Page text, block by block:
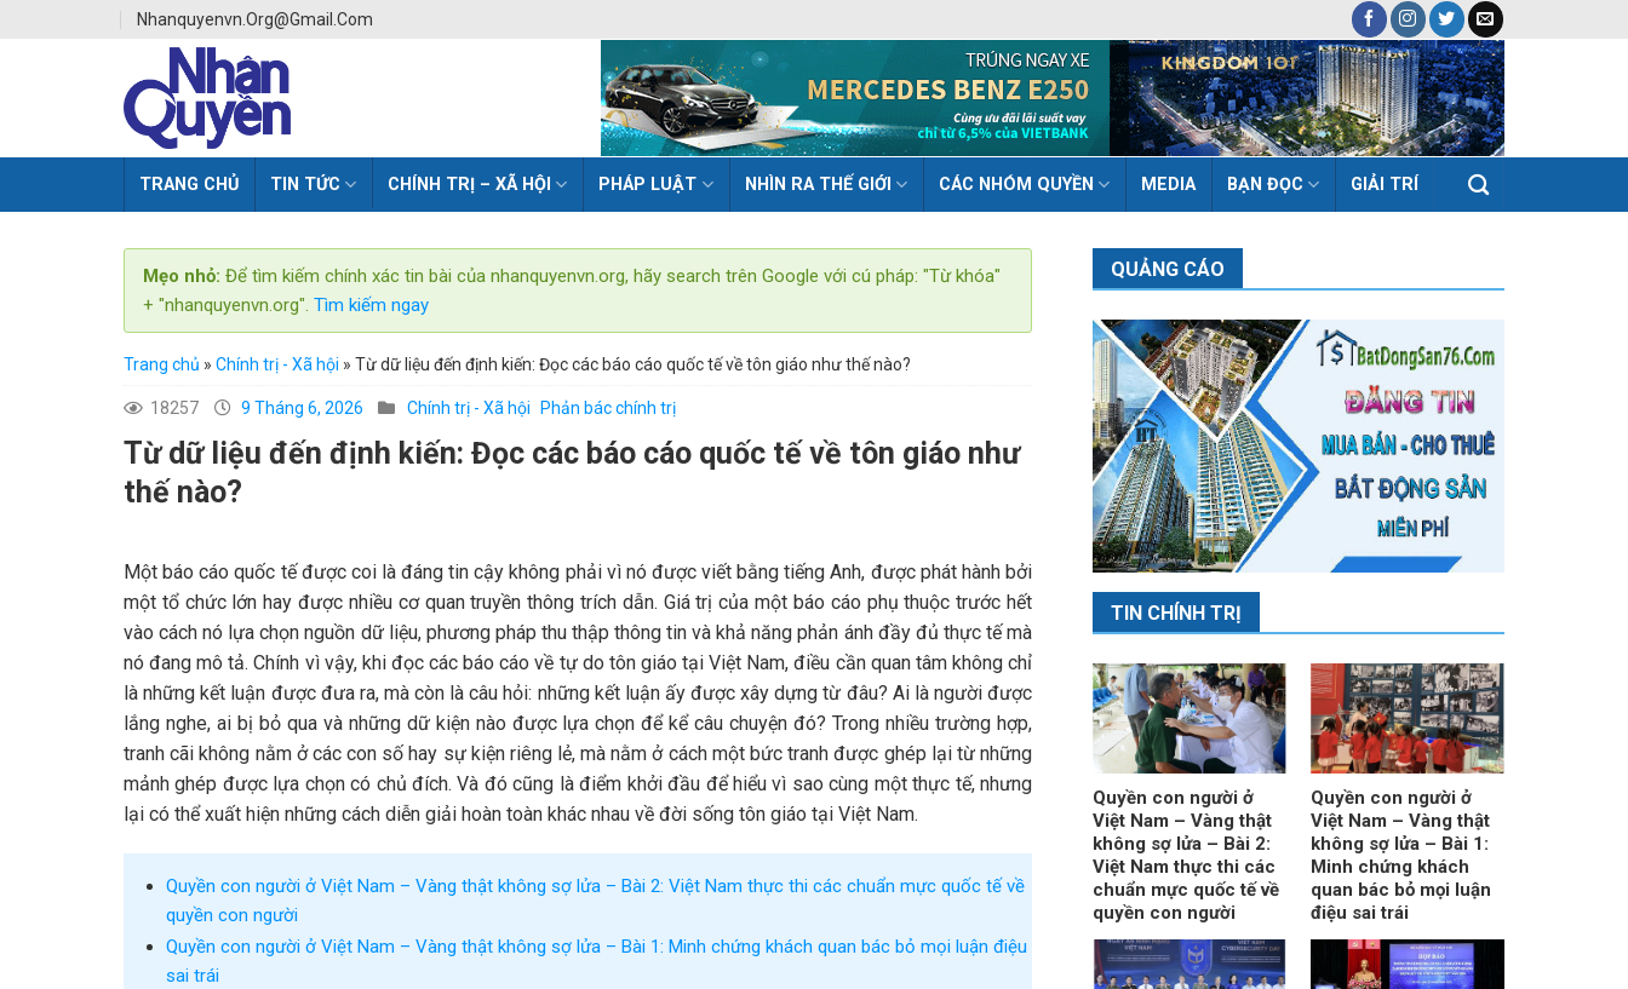
Nhanquyenvn.org@gmail.com
TRANG CHỦ TIN TỨC CHÍNH TRỊ – XÃ HỘI PHÁP LUẬT NHÌN RA THẾ GIỚI CÁC NHÓM QUYỀN MEDIA BẠN ĐỌC GIẢI TRÍ
Mẹo nhỏ: Để tìm kiếm chính xác tin bài của nhanquyenvn.org, hãy search trên Google với cú pháp: "Từ khóa"
+ "nhanquyenvn.org". Tìm kiếm ngay
Trang chủ » Chính trị - Xã hội » Từ dữ liệu đến định kiến: Đọc các báo cáo quốc tế về tôn giáo như thế nào?
18257 9 Tháng 6, 2026 Chính trị - Xã hội Phản bác chính trị
Từ dữ liệu đến định kiến: Đọc các báo cáo quốc tế về tôn giáo như
thế nào?
Một báo cáo quốc tế được coi là đáng tin cậy không phải vì nó được viết bằng tiếng Anh, được phát hành bởi
một tổ chức lớn hay được nhiều cơ quan truyền thông trích dẫn. Giá trị của một báo cáo phụ thuộc trước hết
vào cách nó lựa chọn nguồn dữ liệu, phương pháp thu thập thông tin và khả năng phản ánh đầy đủ thực tế mà
nó đang mô tả. Chính vì vậy, khi đọc các báo cáo về tự do tôn giáo tại Việt Nam, điều cần quan tâm không chỉ
là những kết luận được đưa ra, mà còn là câu hỏi: những kết luận ấy được xây dựng từ đâu? Ai là người được
lắng nghe, ai bị bỏ qua và những dữ kiện nào được lựa chọn để kể câu chuyện đó? Trong nhiều trường hợp,
tranh cãi không nằm ở các con số hay sự kiện riêng lẻ, mà nằm ở cách một bức tranh được ghép lại từ những
mảnh ghép được lựa chọn có chủ đích. Và đó cũng là điểm khởi đầu để hiểu vì sao cùng một thực tế, nhưng
lại có thể xuất hiện những cách diễn giải hoàn toàn khác nhau về đời sống tôn giáo tại Việt Nam.
Quyền con người ở Việt Nam – Vàng thật không sợ lửa – Bài 2: Việt Nam thực thi các chuẩn mực quốc tế về
quyền con người
Quyền con người ở Việt Nam – Vàng thật không sợ lửa – Bài 1: Minh chứng khách quan bác bỏ mọi luận điệu
sai trái
QUẢNG CÁO
TIN CHÍNH TRỊ
Quyền con người ở
Việt Nam – Vàng thật
không sợ lửa – Bài 2:
Việt Nam thực thi các
chuẩn mực quốc tế về
quyền con người
Quyền con người ở
Việt Nam – Vàng thật
không sợ lửa – Bài 1:
Minh chứng khách
quan bác bỏ mọi luận
điệu sai trái